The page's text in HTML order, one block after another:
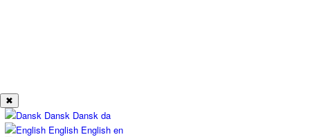
✖
Dansk Dansk da
English English en